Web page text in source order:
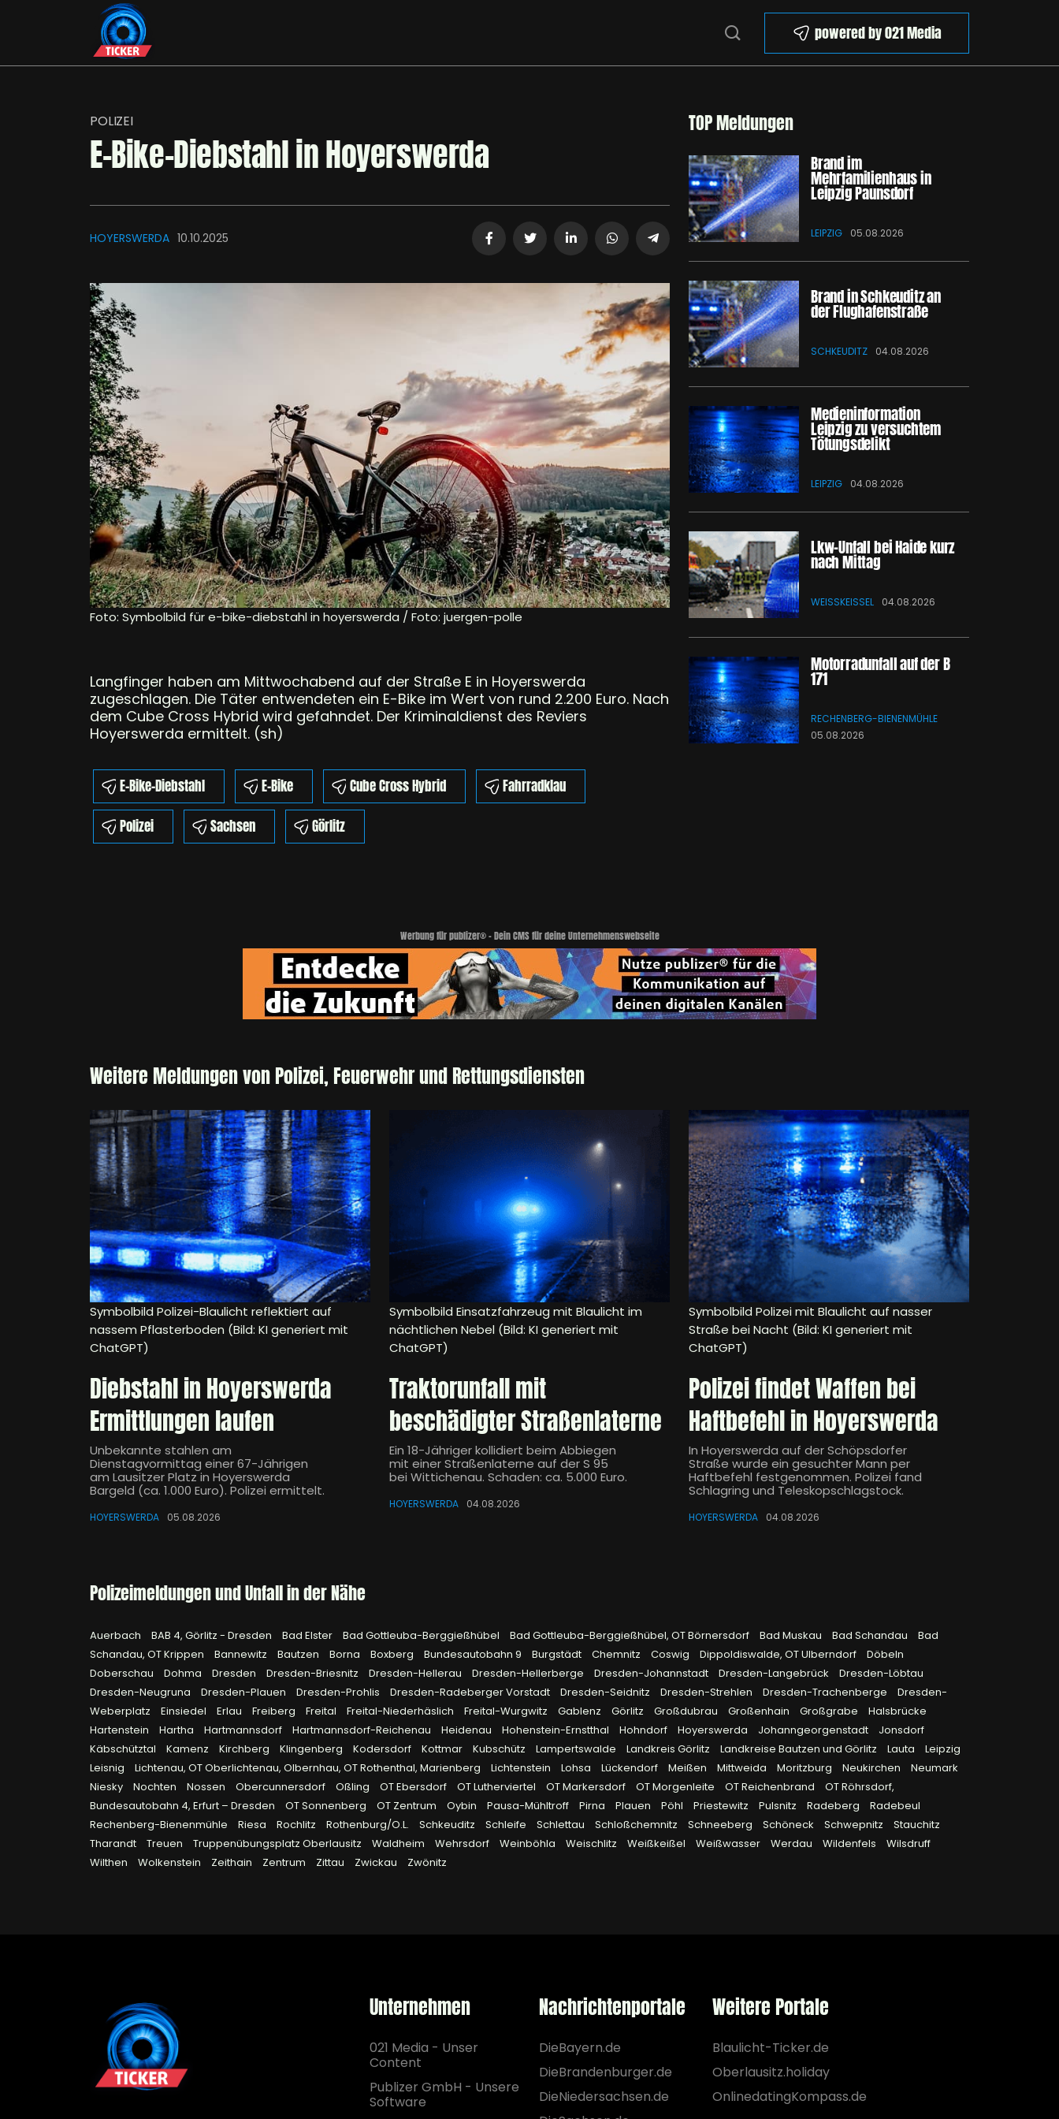
powered by 021 Media
POLIZEI
E-Bike-Diebstahl in Hoyerswerda
HOYERSWERDA 10.10.2025
Foto: Symbolbild für e-bike-diebstahl in hoyerswerda / Foto: juergen-polle
Langfinger haben am Mittwochabend auf der Straße E in Hoyerswerda
zugeschlagen. Die Täter entwendeten ein E-Bike im Wert von rund 2.200 Euro. Nach
dem Cube Cross Hybrid wird gefahndet. Der Kriminaldienst des Reviers
Hoyerswerda ermittelt. (sh)
E-Bike-Diebstahl E-Bike Cube Cross Hybrid
Fahrradklau
Polizei
Sachsen Görlitz
TOP Meldungen
Brand im
Mehrfamilienhaus in
Leipzig Paunsdorf
LEIPZIG 05.08.2026
Brand in Schkeuditz an
der Flughafenstraße
SCHKEUDITZ 04.08.2026
Medieninformation
Leipzig zu versuchtem
Tötungsdelikt
LEIPZIG 04.08.2026
Lkw-Unfall bei Haide kurz
nach Mittag
WEISSKEISSEL 04.08.2026
Motorradunfall auf der B
171
RECHENBERG-BIENENMÜHLE
05.08.2026
Werbung für publizer® - Dein CMS für deine Unternehmenswebseite
Weitere Meldungen von Polizei, Feuerwehr und Rettungsdiensten
Symbolbild Polizei-Blaulicht reflektiert auf
nassem Pflasterboden (Bild: KI generiert mit
ChatGPT)
Diebstahl in Hoyerswerda
Ermittlungen laufen
Unbekannte stahlen am
Dienstagvormittag einer 67-Jährigen
am Lausitzer Platz in Hoyerswerda
Bargeld (ca. 1.000 Euro). Polizei ermittelt.
HOYERSWERDA 05.08.2026
Symbolbild Einsatzfahrzeug mit Blaulicht im
nächtlichen Nebel (Bild: KI generiert mit
ChatGPT)
Traktorunfall mit
beschädigter Straßenlaterne
Ein 18-Jähriger kollidiert beim Abbiegen
mit einer Straßenlaterne auf der S 95
bei Wittichenau. Schaden: ca. 5.000 Euro.
HOYERSWERDA 04.08.2026
Symbolbild Polizei mit Blaulicht auf nasser
Straße bei Nacht (Bild: KI generiert mit
ChatGPT)
Polizei findet Waffen bei
Haftbefehl in Hoyerswerda
In Hoyerswerda auf der Schöpsdorfer
Straße wurde ein gesuchter Mann per
Haftbefehl festgenommen. Polizei fand
Schlagring und Teleskopschlagstock.
HOYERSWERDA 04.08.2026
Polizeimeldungen und Unfall in der Nähe
Auerbach BAB 4, Görlitz - Dresden Bad Elster Bad Gottleuba-Berggießhübel Bad Gottleuba-Berggießhübel, OT Börnersdorf Bad Muskau Bad Schandau
Bad
Schandau, OT Krippen
Bannewitz Bautzen Borna Boxberg Bundesautobahn 9 Burgstädt Chemnitz Coswig Dippoldiswalde, OT Ulberndorf
Döbeln
Doberschau
Dohma Dresden Dresden-Briesnitz Dresden-Hellerau Dresden-Hellerberge Dresden-Johannstadt Dresden-Langebrück
Dresden-Löbtau
Dresden-Neugruna
Dresden-Plauen Dresden-Prohlis Dresden-Radeberger Vorstadt Dresden-Seidnitz Dresden-Strehlen Dresden-Trachenberge
Dresden-
Weberplatz
Einsiedel Erlau Freiberg Freital Freital-Niederhäslich Freital-Wurgwitz Gablenz Görlitz Großdubrau Großenhain Großgrabe
Halsbrücke
Hartenstein
Hartha Hartmannsdorf Hartmannsdorf-Reichenau Heidenau Hohenstein-Ernstthal Hohndorf Hoyerswerda Johanngeorgenstadt
Jonsdorf
Käbschütztal
Kamenz Kirchberg Klingenberg Kodersdorf Kottmar Kubschütz Lampertswalde Landkreis Görlitz Landkreise Bautzen und Görlitz Lauta
Leipzig
Leisnig
Lichtenau, OT Oberlichtenau, Olbernhau, OT Rothenthal, Marienberg Lichtenstein Lohsa Lückendorf Meißen Mittweida Moritzburg Neukirchen
Neumark
Niesky
Nochten Nossen Obercunnersdorf Oßling OT Ebersdorf OT Lutherviertel OT Markersdorf OT Morgenleite OT Reichenbrand
OT Röhrsdorf,
Bundesautobahn 4, Erfurt – Dresden
OT Sonnenberg OT Zentrum Oybin Pausa-Mühltroff Pirna Plauen Pöhl Priestewitz Pulsnitz Radeberg
Radebeul
Rechenberg-Bienenmühle
Riesa Rochlitz Rothenburg/O.L. Schkeuditz Schleife Schlettau Schloßchemnitz Schneeberg Schöneck Schwepnitz
Stauchitz
Tharandt
Treuen Truppenübungsplatz Oberlausitz Waldheim Wehrsdorf Weinböhla Weischlitz Weißkeißel Weißwasser Werdau Wildenfels
Wilsdruff
Wilthen
Wolkenstein Zeithain Zentrum Zittau Zwickau Zwönitz
Unternehmen
021 Media - Unser
Content
Publizer GmbH - Unsere
Software
Nachrichtenportale
DieBayern.de
DieBrandenburger.de
DieNiedersachsen.de
Weitere Portale
Blaulicht-Ticker.de
Oberlausitz.holiday
OnlinedatingKompass.de